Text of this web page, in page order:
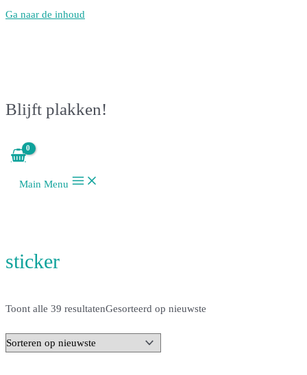
Ga naar de inhoud
Blijft plakken!
Main Menu
sticker
Toont alle 39 resultatenGesorteerd op nieuwste